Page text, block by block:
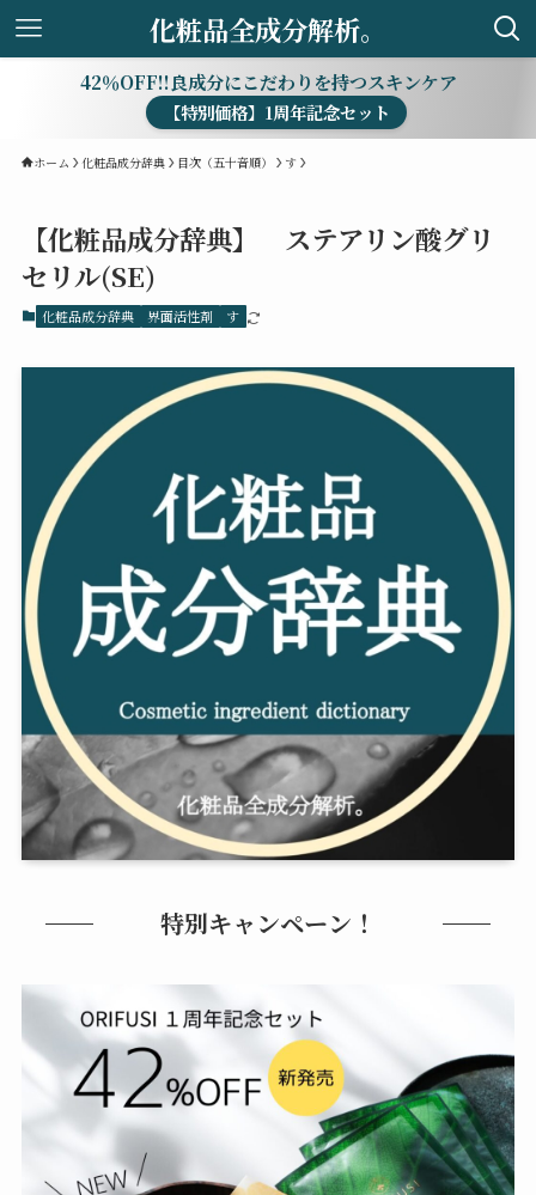
化粧品全成分解析。
42％OFF!!良成分にこだわりを持つスキンケア
【特別価格】1周年記念セット
ホーム 化粧品成分辞典 目次（五十音順） す
【化粧品成分辞典】 ステアリン酸グリ
セリル(SE)
化粧品成分辞典 界面活性剤 す
特別キャンペーン！